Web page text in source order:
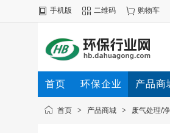
手机版 二维码 购物车
首页 环保企业 产品商
首页 > 产品商城 > 废气处理/